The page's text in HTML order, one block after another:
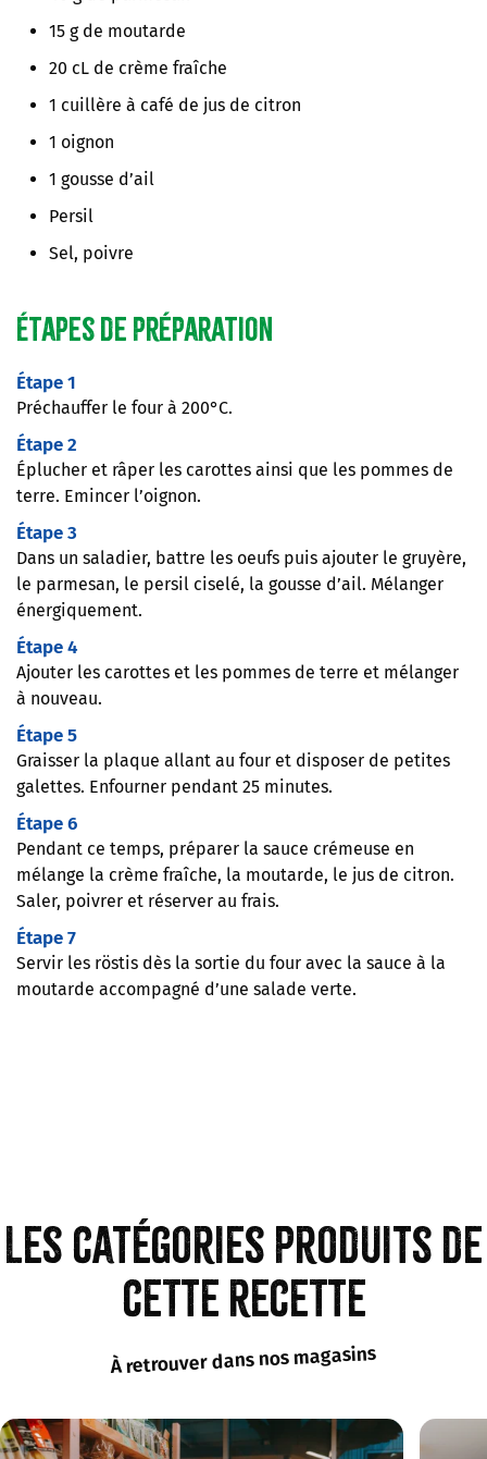
15 g de moutarde
20 cL de crème fraîche
1 cuillère à café de jus de citron
1 oignon
1 gousse d’ail
Persil
Sel, poivre
Étapes de préparation
Étape 1
Préchauffer le four à 200°C.
Étape 2
Éplucher et râper les carottes ainsi que les pommes de
terre. Emincer l’oignon.
Étape 3
Dans un saladier, battre les oeufs puis ajouter le gruyère,
le parmesan, le persil ciselé, la gousse d’ail. Mélanger
énergiquement.
Étape 4
Ajouter les carottes et les pommes de terre et mélanger
à nouveau.
Étape 5
Graisser la plaque allant au four et disposer de petites
galettes. Enfourner pendant 25 minutes.
Étape 6
Pendant ce temps, préparer la sauce crémeuse en
mélange la crème fraîche, la moutarde, le jus de citron.
Saler, poivrer et réserver au frais.
Étape 7
Servir les röstis dès la sortie du four avec la sauce à la
moutarde accompagné d’une salade verte.
Les catégories produits de
cette recette
À retrouver dans nos magasins